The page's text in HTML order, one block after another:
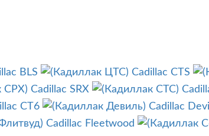
BLS
Cadillac CTS
Cadillac SRX
CT6
Cadillac
Cadillac Fleetwood